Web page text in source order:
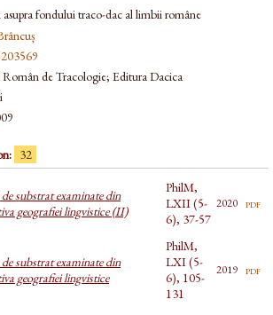
asupra fondului traco-dac al limbii române
de Tracologie; Editura Dacica
32
substrat examinate din
geografiei lingvistice (II)
PhilM,
LXII (5-
6), 37-57
2020 pdf
substrat examinate din
geografiei lingvistice
PhilM,
LXI (5-
6), 105-
131
2019 pdf